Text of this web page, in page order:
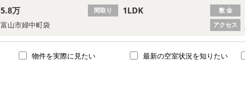
富山市婦中町袋 アクセス
5.8万 間取り 1LDK 敷 金
物件を実際に見たい 最新の空室状況を知りたい